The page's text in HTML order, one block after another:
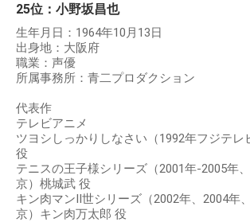
25位：小野坂昌也
生年月日：1964年10月13日
出身地：大阪府
職業：声優
所属事務所：青二プロダクション
代表作
テレビアニメ
ツヨシしっかりしなさい（1992年フジテレ
役
テニスの王子様シリーズ（2001年-2005年
京）桃城武 役
キン肉マンII世シリーズ（2002年、2004年
京）キン肉万太郎 役